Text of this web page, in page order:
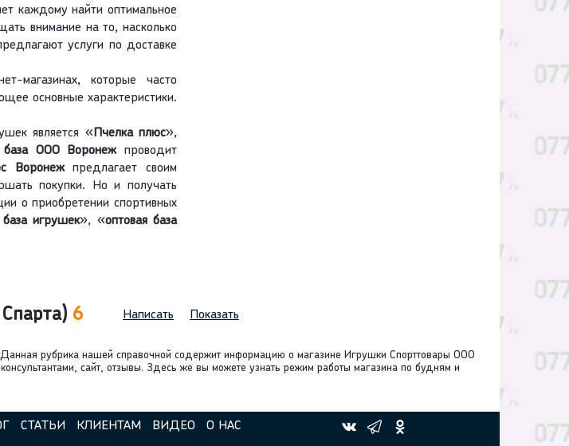
каждому найти оптимальное
внимание на то, насколько
услуги по доставке
магазинах, которые часто
основные характеристики.
является «Пчелка плюс»,
база ООО Воронеж проводит
Воронежпредлагает своим
покупки. Но и получать
о приобретении спортивных
база игрушек», «оптовая база
6 Написать Показать
рубрика нашей справочной содержит информацию о магазине Игрушки Спорттовары ООО
сайт, отзывы. Здесь же вы можете узнать режим работы магазина по будням и
СТАТЬИ КЛИЕНТАМ ВИДЕО О НАС